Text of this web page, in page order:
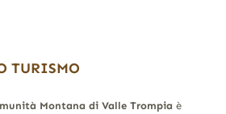
TURISMO
Montana di Valle Trompia è